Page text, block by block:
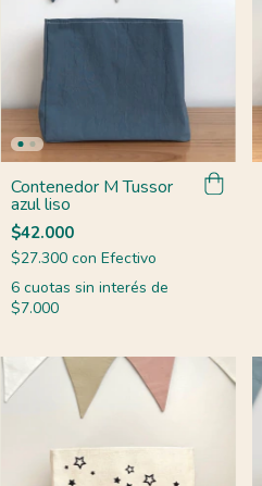
Contenedor M Tussor
azul liso
$42.000
$27.300 con Efectivo
6 cuotas sin interés de
$7.000